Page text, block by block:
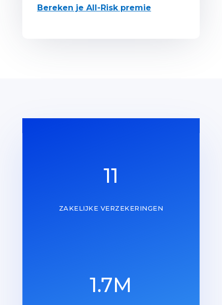
Bereken je All-Risk premie
11
ZAKELIJKE VERZEKERINGEN
1.7M